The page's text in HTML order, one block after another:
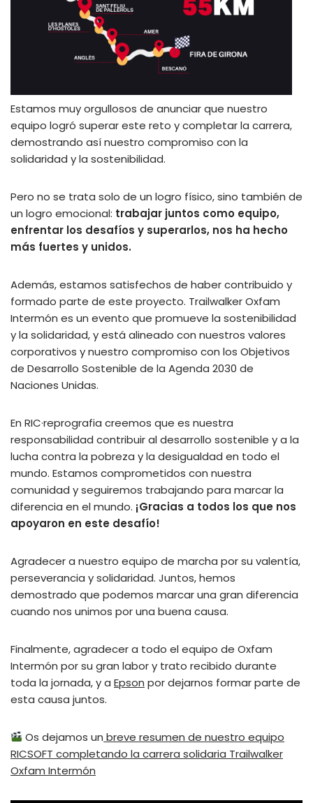
Estamos muy orgullosos de anunciar que nuestro
equipo logró superar este reto y completar la carrera,
demostrando así nuestro compromiso con la
solidaridad y la sostenibilidad.
Pero no se trata solo de un logro físico, sino también de
un logro emocional: trabajar juntos como equipo,
enfrentar los desafíos y superarlos, nos ha hecho
más fuertes y unidos.
Además, estamos satisfechos de haber contribuido y
formado parte de este proyecto. Trailwalker Oxfam
Intermón es un evento que promueve la sostenibilidad
y la solidaridad, y está alineado con nuestros valores
corporativos y nuestro compromiso con los Objetivos
de Desarrollo Sostenible de la Agenda 2030 de
Naciones Unidas.
En RIC·reprografia creemos que es nuestra
responsabilidad contribuir al desarrollo sostenible y a la
lucha contra la pobreza y la desigualdad en todo el
mundo. Estamos comprometidos con nuestra
comunidad y seguiremos trabajando para marcar la
diferencia en el mundo. ¡Gracias a todos los que nos
apoyaron en este desafío!
Agradecer a nuestro equipo de marcha por su valentía,
perseverancia y solidaridad. Juntos, hemos
demostrado que podemos marcar una gran diferencia
cuando nos unimos por una buena causa.
Finalmente, agradecer a todo el equipo de Oxfam
Intermón por su gran labor y trato recibido durante
toda la jornada, y a Epson por dejarnos formar parte de
esta causa juntos.
Os dejamos un breve resumen de nuestro equipo
RICSOFT completando la carrera solidaria Trailwalker
Oxfam Intermón